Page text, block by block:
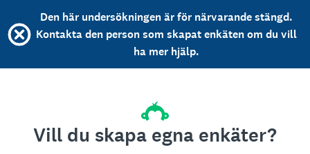
Den här undersökningen är för närvarande stängd.
Kontakta den person som skapat enkäten om du vill
ha mer hjälp.
Vill du skapa egna enkäter?